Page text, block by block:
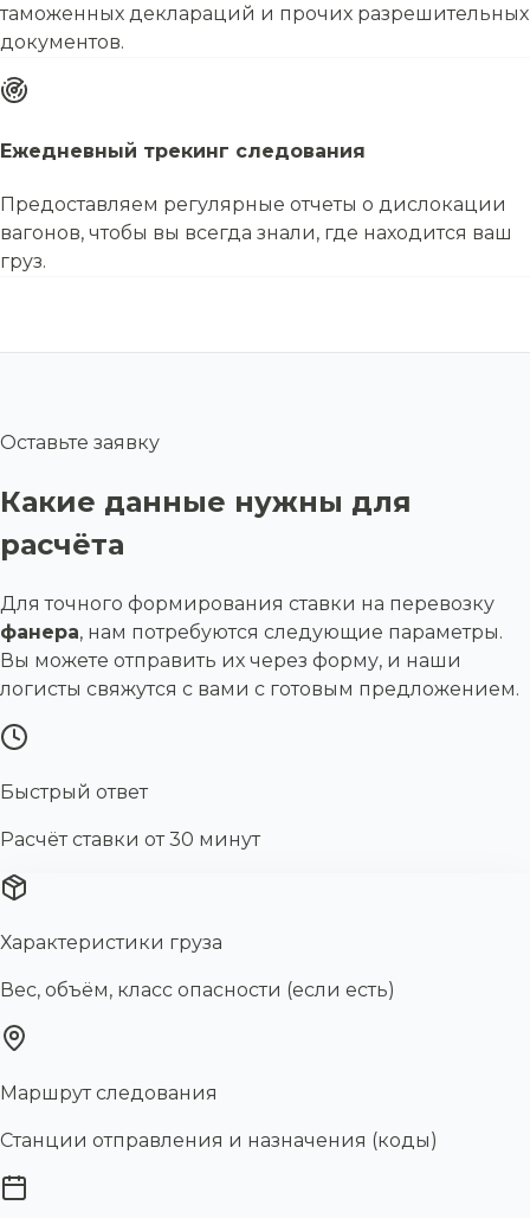
таможенных деклараций и прочих разрешительных
документов.
Ежедневный трекинг следования
Предоставляем регулярные отчеты о дислокации
вагонов, чтобы вы всегда знали, где находится ваш
груз.
Оставьте заявку
Какие данные нужны для
расчёта
Для точного формирования ставки на перевозку
фанера, нам потребуются следующие параметры.
Вы можете отправить их через форму, и наши
логисты свяжутся с вами с готовым предложением.
Быстрый ответ
Расчёт ставки от 30 минут
Характеристики груза
Вес, объём, класс опасности (если есть)
Маршрут следования
Станции отправления и назначения (коды)